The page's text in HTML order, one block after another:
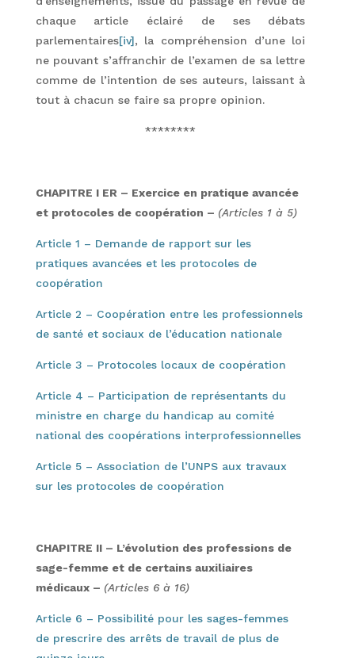
chaque article éclairé de ses débats
parlementaires[iv], la compréhension d’une loi
ne pouvant s’affranchir de l’examen de sa lettre
comme de l’intention de ses auteurs, laissant à
tout à chacun se faire sa propre opinion.
********
CHAPITRE I ER – Exercice en pratique avancée
et protocoles de coopération – (Articles 1 à 5)
Article 1 – Demande de rapport sur les
pratiques avancées et les protocoles de
coopération
Article 2 – Coopération entre les professionnels
de santé et sociaux de l’éducation nationale
Article 3 – Protocoles locaux de coopération
Article 4 – Participation de représentants du
ministre en charge du handicap au comité
national des coopérations interprofessionnelles
Article 5 – Association de l’UNPS aux travaux
sur les protocoles de coopération
CHAPITRE II – L’évolution des professions de
sage-femme et de certains auxiliaires
médicaux – (Articles 6 à 16)
Article 6 – Possibilité pour les sages-femmes
de prescrire des arrêts de travail de plus de